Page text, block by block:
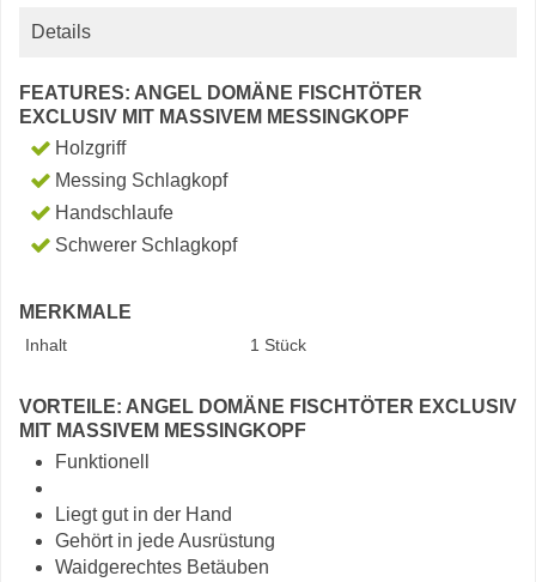
Details
FEATURES: ANGEL DOMÄNE FISCHTÖTER
EXCLUSIV MIT MASSIVEM MESSINGKOPF
Holzgriff
Messing Schlagkopf
Handschlaufe
Schwerer Schlagkopf
MERKMALE
Inhalt 1 Stück
VORTEILE: ANGEL DOMÄNE FISCHTÖTER EXCLUSIV
MIT MASSIVEM MESSINGKOPF
Funktionell
Liegt gut in der Hand
Gehört in jede Ausrüstung
Waidgerechtes Betäuben